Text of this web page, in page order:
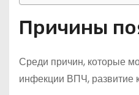
Причины
Среди причин, которые
инфекции ВПЧ, развитие